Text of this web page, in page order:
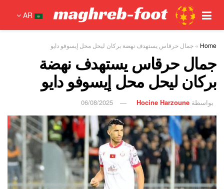
AR
Home
» جمال حرقاس يستهدف نهضة بركان ليحل محل إيسوفو دايو
جمال حرقاس يستهدف نهضة
بركان ليحل محل إيسوفو دايو
بواسطة Hocine Harzoune
06/08/2025